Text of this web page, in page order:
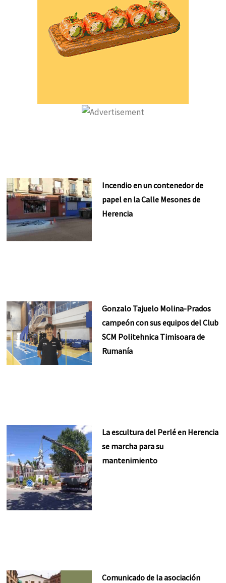
Incendio en un contenedor de
papel en la Calle Mesones de
Herencia
Gonzalo Tajuelo Molina-Prados
campeón con sus equipos del Club
SCM Politehnica Timisoara de
Rumanía
La escultura del Perlé en Herencia
se marcha para su
mantenimiento
Comunicado de la asociación